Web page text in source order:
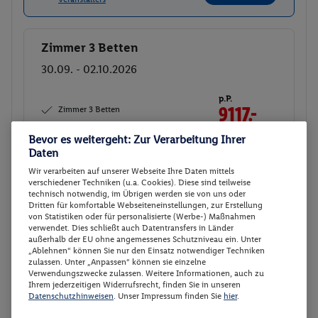
Buchen
Zimmer 3 Betten
30.09. - 02.10.2026
Zimmer 3 Betten
p.P.
9117.-
Gesamt 18234 €
Weitere Informationen des
Veranstalters
Buchen
Buchen
Zimmer 3 Betten
01.10. - 03.10.2026
Zimmer 3 Betten
p.P.
9117.-
Bevor es weitergeht: Zur Verarbeitung Ihrer
Daten
Wir verarbeiten auf unserer Webseite Ihre Daten mittels
verschiedener Techniken (u.a. Cookies). Diese sind teilweise
technisch notwendig, im Übrigen werden sie von uns oder
Dritten für komfortable Webseiteneinstellungen, zur Erstellung
von Statistiken oder für personalisierte (Werbe-) Maßnahmen
verwendet. Dies schließt auch Datentransfers in Länder
außerhalb der EU ohne angemessenes Schutzniveau ein. Unter
„Ablehnen“ können Sie nur den Einsatz notwendiger Techniken
zulassen. Unter „Anpassen“ können sie einzelne
Verwendungszwecke zulassen. Weitere Informationen, auch zu
Ihrem jederzeitigen Widerrufsrecht, finden Sie in unseren
Datenschutzhinweisen . Unser Impressum finden Sie hier.